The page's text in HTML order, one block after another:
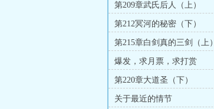
第209章武氏后人（上）
第212冥河的秘密（下）
第215章白剑真的三剑（上）
爆发，求月票，求打赏
第220章大道圣（下）
关于最近的情节